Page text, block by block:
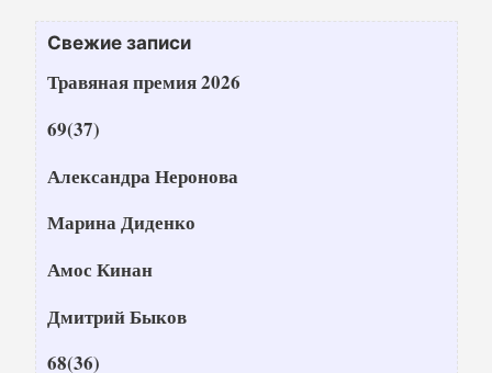
Свежие записи
Травяная премия 2026
69(37)
Александра Неронова
Марина Диденко
Амос Кинан
Дмитрий Быков
68(36)